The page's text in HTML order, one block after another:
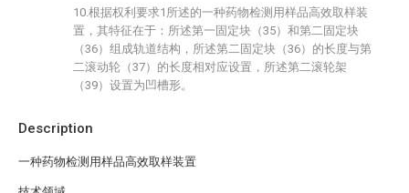
Description
一种药物检测用样品高效取样装置
10.根据权利要求1所述的一种药物检测用样品高效取样装
置，其特征在于：所述第一固定块（35）和第二固定块
（36）组成轨道结构，所述第二固定块（36）的长度与第
二滚动轮（37）的长度相对应设置，所述第二滚轮架
（39）设置为凹槽形。